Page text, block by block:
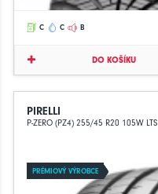
C C B
DO KOŠÍKU
PIRELLI
P-ZERO (PZ4) 255/45 R20 105W LTS
PRÉMIOVÝ VÝROBCE